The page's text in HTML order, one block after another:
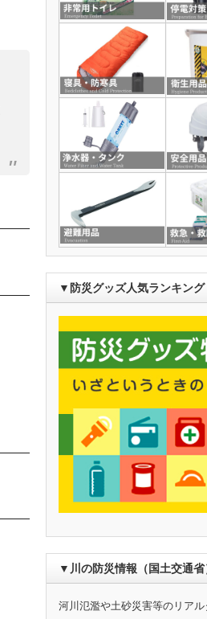
▼防災グッズ人気ランキング
▼川の防災情報（国土交通省
河川氾濫や土砂災害等のリア